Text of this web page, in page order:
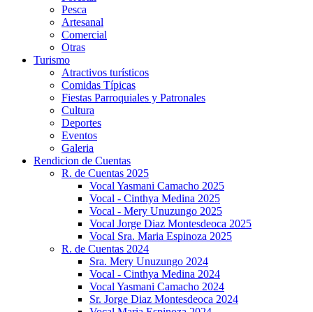
Pesca
Artesanal
Comercial
Otras
Turismo
Atractivos turísticos
Comidas Típicas
Fiestas Parroquiales y Patronales
Cultura
Deportes
Eventos
Galeria
Rendicion de Cuentas
R. de Cuentas 2025
Vocal Yasmani Camacho 2025
Vocal - Cinthya Medina 2025
Vocal - Mery Unuzungo 2025
Vocal Jorge Diaz Montesdeoca 2025
Vocal Sra. Maria Espinoza 2025
R. de Cuentas 2024
Sra. Mery Unuzungo 2024
Vocal - Cinthya Medina 2024
Vocal Yasmani Camacho 2024
Sr. Jorge Diaz Montesdeoca 2024